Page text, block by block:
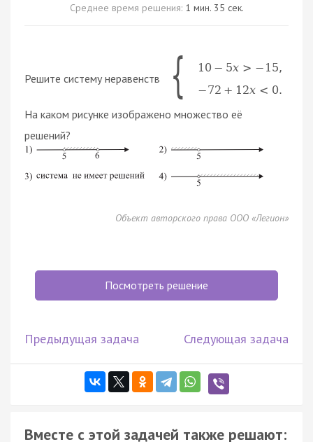
Среднее время решения: 1 мин. 35 сек.
Решите систему неравенств { 10 − 5x > − 15,
−72 + 12x < 0.
На каком рисунке изображено множество её
решений?
Объект авторского права ООО «Легион»
Посмотреть решение
Предыдущая задача Следующая задача
Вместе с этой задачей также решают: